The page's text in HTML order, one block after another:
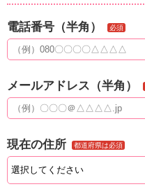
電話番号（半角） 必須
メールアドレス（半角）
現在の住所 都道府県は必須